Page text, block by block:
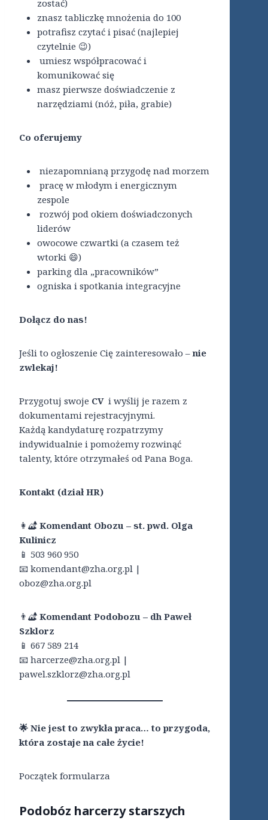
zostać)
znasz tabliczkę mnożenia do 100
potrafisz czytać i pisać (najlepiej
czytelnie 😉)
umiesz współpracować i
komunikować się
masz pierwsze doświadczenie z
narzędziami (nóż, piła, grabie)
Co oferujemy
niezapomnianą przygodę nad morzem
pracę w młodym i energicznym
zespole
rozwój pod okiem doświadczonych
liderów
owocowe czwartki (a czasem też
wtorki 😄)
parking dla „pracowników”
ogniska i spotkania integracyjne
Dołącz do nas!
Jeśli to ogłoszenie Cię zainteresowało –nie
zwlekaj!
Przygotuj swoje CVi wyślij je razem z
dokumentami rejestracyjnymi.
Każdą kandydaturę rozpatrzymy
indywidualnie i pomożemy rozwinąć
talenty, które otrzymałeś od Pana Boga.
Kontakt (dział HR)
👩‍🏕️ Komendant Obozu – st. pwd. Olga
Kulinicz
📱 503 960 950
📧 komendant@zha.org.pl |
oboz@zha.org.pl
👨‍🏕️ Komendant Podobozu – dh Paweł
Szklorz
📱 667 589 214
📧 harcerze@zha.org.pl |
pawel.szklorz@zha.org.pl
🌟 Nie jest to zwykła praca… to przygoda,
która zostaje na całe życie!
Początek formularza
Podobóz harcerzy starszych